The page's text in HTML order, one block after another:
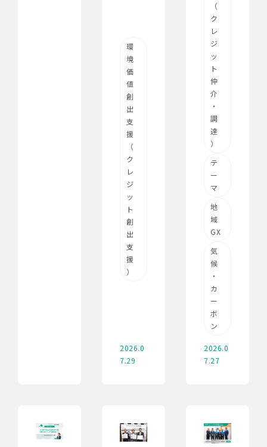
環
境
価
値
創
出
支
援
（
ク
レ
ジ
ッ
ト
創
出
支
援
）
2026.0
7.29
（
ク
レ
ジ
ッ
ト
仲
介
・
調
達
）
テ
ー
マ
地
域
GX
気
候
・
カ
ー
ボ
ン
2026.0
7.27